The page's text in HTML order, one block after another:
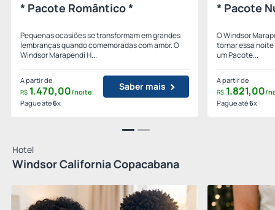
* Pacote Romântico *
Pequenas ocasiões se transformam em grandes
lembranças quando comemoradas com amor. O
Windsor Marapendi H...
A partir de
R$ 1.470,00/noite
Pague até6x
Saber mais
* Pacote
O Windsor
tornar essa
um Pacote...
A partir de
R$ 1.821,00/
Pague até6x
Hotel
Windsor California Copacabana